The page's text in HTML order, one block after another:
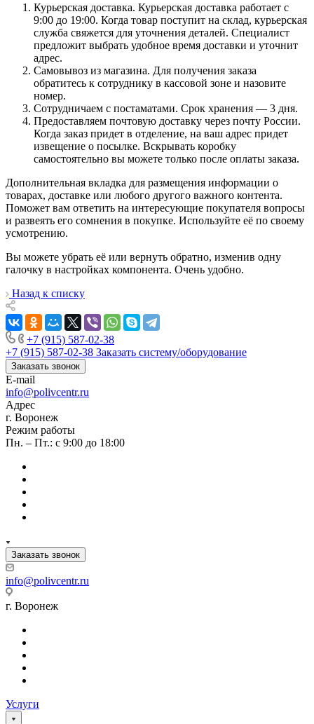
Курьерская доставка. Курьерская доставка работает с
9:00 до 19:00. Когда товар поступит на склад, курьерская
служба свяжется для уточнения деталей. Специалист
предложит выбрать удобное время доставки и уточнит
адрес.
Самовывоз из магазина. Для получения заказа
обратитесь к сотруднику в кассовой зоне и назовите
номер.
Сотрудничаем с постаматами. Срок хранения — 3 дня.
Предоставляем почтовую доставку через почту России.
Когда заказ придет в отделение, на ваш адрес придет
извещение о посылке. Вскрывать коробку
самостоятельно вы можете только после оплаты заказа.
Дополнительная вкладка для размещения информации о
товарах, доставке или любого другого важного контента.
Поможет вам ответить на интересующие покупателя вопросы
и развеять его сомнения в покупке. Используйте её по своему
усмотрению.
Вы можете убрать её или вернуть обратно, изменив одну
галочку в настройках компонента. Очень удобно.
Назад к списку
+7 (915) 587-02-38
+7 (915) 587-02-38 Заказать систему/оборудование
Заказать звонок
E-mail
info@polivcentr.ru
Адрес
г. Воронеж
Режим работы
Пн. – Пт.: с 9:00 до 18:00
Заказать звонок
info@polivcentr.ru
г. Воронеж
Услуги